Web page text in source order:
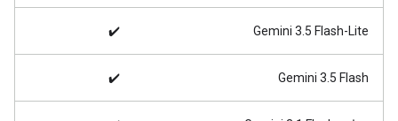
Gemini 3.5 Flash-Lite
✔️
Gemini 3.5 Flash
✔️